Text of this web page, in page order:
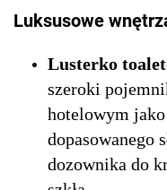
Luksusowe
Lusterko
szeroki
hotelowym
dopasowanego
dozownika do